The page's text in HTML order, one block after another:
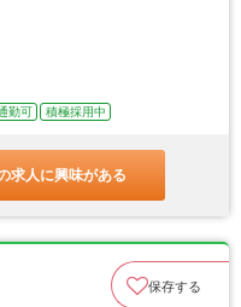
勤可 積極採用中
求人に興味がある
保存する